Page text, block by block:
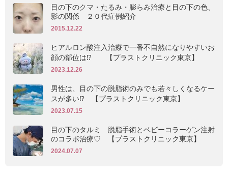
目の下のクマ・たるみ・膨らみ治療と目の下の色、
影の関係 ２０代症例紹介
2015.12.22
ヒアルロン酸注入治療で一番不自然になりやすいお
顔の部位は⁉ 【プラストクリニック東京】
2023.12.26
男性は、目の下の脱脂術のみでも若々しくなるケー
スが多い⁉ 【プラストクリニック東京】
2023.07.15
目の下のタルミ 脱脂手術とベビーコラーゲン注射
のコラボ治療♡ 【プラストクリニック東京】
2024.07.07